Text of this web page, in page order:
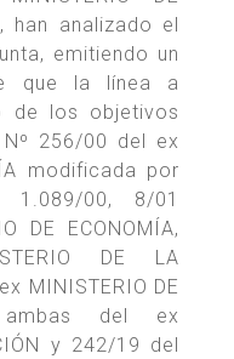
han analizado el
emitiendo un
que la línea a
de los objetivos
256/00 del ex
modificada por
1.089/00, 8/01
DE ECONOMÍA,
DE LA
MINISTERIO DE
ambas del ex
y 242/19 del